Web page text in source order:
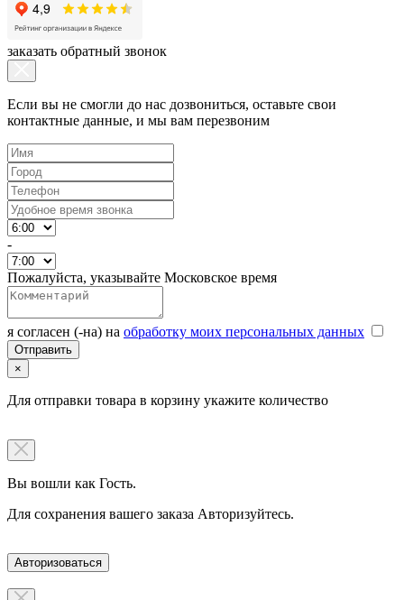
заказать обратный звонок
Если вы не смогли до нас дозвониться, оставьте свои
контактные данные, и мы вам перезвоним
-
Пожалуйста, указывайте Московское время
я согласен (-на) на обработку моих персональных данных
×
Для отправки товара в корзину укажите количество
Вы вошли как Гость.
Для сохранения вашего заказа Авторизуйтесь.
Авторизоваться